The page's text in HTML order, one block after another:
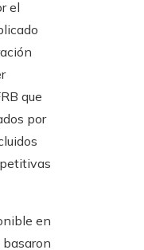
el
que
por
en
basaron